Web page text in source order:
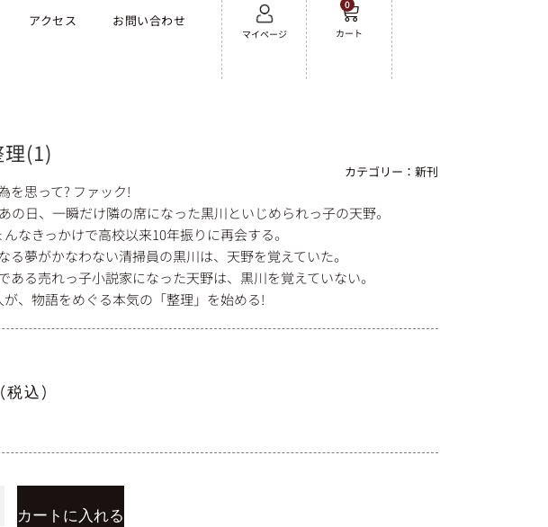
アクセス お問い合わせ
マイページ
0
カート
(1)
カテゴリー： 新刊
を思って? ファック!
の日、一瞬だけ隣の席になった黒川といじめられっ子の天野。
なきっかけで高校以来10年振りに再会する。
る夢がかなわない清掃員の黒川は、天野を覚えていた。
ある売れっ子小説家になった天野は、黒川を覚えていない。
が、物語をめぐる本気の「整理」を始める!
(税込)
カートに入れる